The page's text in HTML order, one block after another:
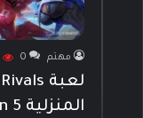
مهتم 0
المنزلية PlayStation 5 و Xbox Series X